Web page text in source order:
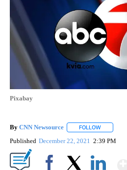
Pixabay
By CNN Newsource FOLLOW
Published December 22, 2021 2:39 PM